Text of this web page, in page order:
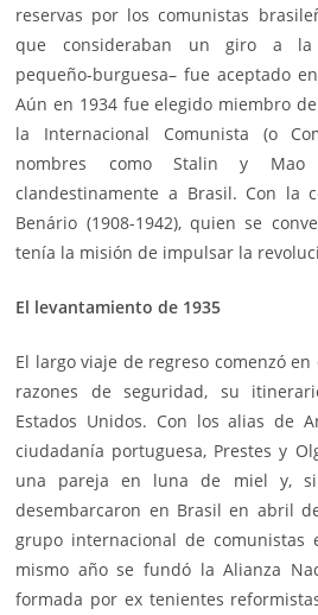
reservas por los comunistas
que consideraban un giro a la
pequeño-burguesa– fue aceptado
Aún en 1934 fue elegido miembro
la Internacional Comunista (o
nombres como Stalin y Mao
clandestinamente a Brasil. Con la
Benário (1908-1942), quien se
tenía la misión de impulsar la
El levantamiento de 1935
El largo viaje de regreso comenzó
razones de seguridad, su
Estados Unidos. Con los alias de
ciudadanía portuguesa, Prestes y
una pareja en luna de miel y,
desembarcaron en Brasil en abril
grupo internacional de comunistas
mismo año se fundó la Alianza
formada por ex tenientes